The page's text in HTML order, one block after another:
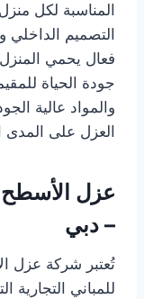
المناسبة لكل
التصميم
فعال يحمي
جودة الحياة
والمواد عالية
العزل على المدى
عزل الأسطح
– دبي
تُعتبر شركة عزل
للمباني التجارية